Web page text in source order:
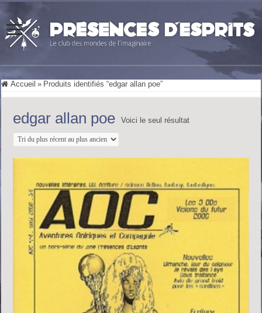
Accueil » Produits identifiés “edgar allan poe”
edgar allan poe Voici le seul résultat